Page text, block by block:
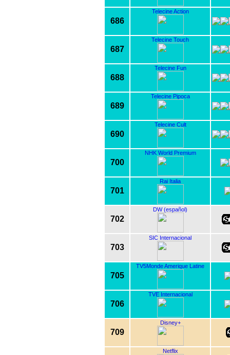
686
Telecine Action
687
Telecine Touch
688
Telecine Fun
689
Telecine Pipoca
690
Telecine Cult
700
NHK World Premium
701
Rai Italia
702
DW (español)
703
SIC Internacional
705
TV5Monde Amerique Latine
706
TVE Internacional
709
Disney+
Netflix